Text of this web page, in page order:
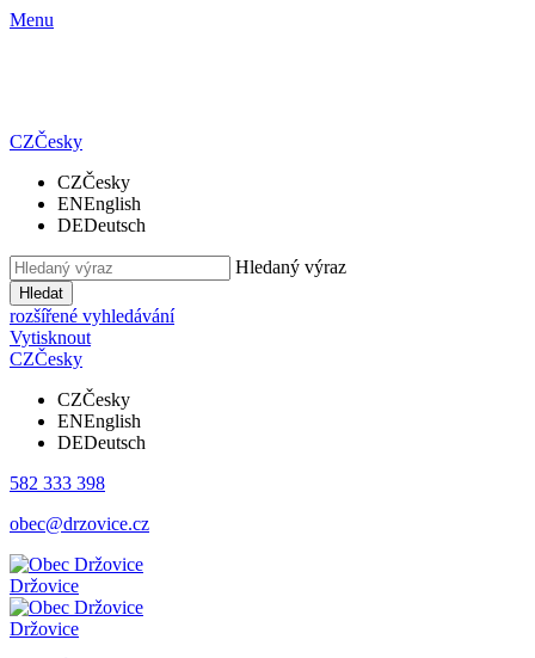
Menu
CZČesky
CZČesky
ENEnglish
DEDeutsch
Hledaný výraz
Hledat
rozšířené vyhledávání
Vytisknout
CZČesky
CZČesky
ENEnglish
DEDeutsch
582 333 398
obec@drzovice.cz
Držovice
Držovice